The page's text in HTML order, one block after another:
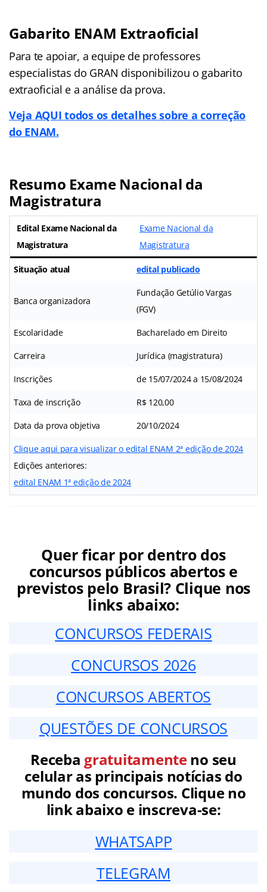
Gabarito ENAM Extraoficial
Para te apoiar, a equipe de professores
especialistas do GRAN disponibilizou o gabarito
extraoficial e a análise da prova.
Veja AQUI todos os detalhes sobre a correção
do ENAM.
Resumo Exame Nacional da
Magistratura
Edital Exame Nacional da
Magistratura
Exame Nacional da
Magistratura
Situação atual edital publicado
Banca organizadora
Fundação Getúlio Vargas
(FGV)
Escolaridade Bacharelado em Direito
Carreira Jurídica (magistratura)
Inscrições de 15/07/2024 a 15/08/2024
Taxa de inscrição R$ 120,00
Data da prova objetiva 20/10/2024
Clique aqui para visualizar o edital ENAM 2ª edição de 2024
Edições anteriores:
edital ENAM 1ª edição de 2024
Quer ficar por dentro dos
concursos públicos abertos e
previstos pelo Brasil? Clique nos
links abaixo:
CONCURSOS FEDERAIS
CONCURSOS 2026
CONCURSOS ABERTOS
QUESTÕES DE CONCURSOS
Receba gratuitamenteno seu
celular as principais notícias do
mundo dos concursos. Clique no
link abaixo e inscreva-se:
WHATSAPP
TELEGRAM